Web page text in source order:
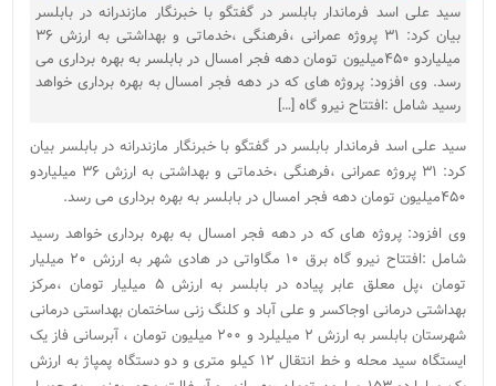
سید علی اسد فرماندار بابلسر در گفتگو با خبرنگار مازندرانه در بابلسر
بیان کرد: ۳۱ پروژه عمرانی ،فرهنگی ،خدماتی و بهداشتی به ارزش ۳۶
میلیاردو ۴۵۰میلیون تومان دهه فجر امسال در بابلسر به بهره برداری می
رسد. وی افزود: پروژه های که در دهه فجر امسال به بهره برداری خواهد
رسید شامل :افتتاح نیرو گاه […]
سید علی اسد فرماندار بابلسر در گفتگو با خبرنگار مازندرانه در بابلسر بیان
کرد: ۳۱ پروژه عمرانی ،فرهنگی ،خدماتی و بهداشتی به ارزش ۳۶ میلیاردو
۴۵۰میلیون تومان دهه فجر امسال در بابلسر به بهره برداری می رسد.
وی افزود: پروژه های که در دهه فجر امسال به بهره برداری خواهد رسید
شامل :افتتاح نیرو گاه برق ۱۰ مگاواتی در هادی شهر به ارزش ۲۰ میلیار
تومان ،پل معلق عابر پیاده در بابلسر به ارزش ۵ میلیار تومان ،مرکز
بهداشتی درمانی اوجاکسر و علی آباد و کلنگ زنی ساختمان بهداستی درمانی
شهرستان بابلسر به ارزش ۲ میلیلرد و ۲۰۰ میلیون تومان ، آبرسانی فاز یک
ایستگاه سید محله و خط انتقال ۱۲ کیلو متری و دو دستگاه پمپاژ به ارزش